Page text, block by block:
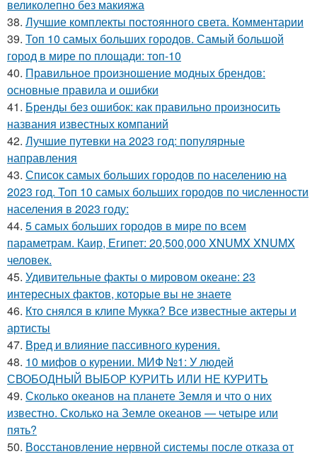
великолепно без макияжа
38. Лучшие комплекты постоянного света. Комментарии
39. Топ 10 самых больших городов. Самый большой
город в мире по площади: топ-10
40. Правильное произношение модных брендов:
основные правила и ошибки
41. Бренды без ошибок: как правильно произносить
названия известных компаний
42. Лучшие путевки на 2023 год: популярные
направления
43. Список самых больших городов по населению на
2023 год. Топ 10 самых больших городов по численности
населения в 2023 году:
44. 5 самых больших городов в мире по всем
параметрам. Каир, Египет: 20,500,000 XNUMX XNUMX
человек.
45. Удивительные факты о мировом океане: 23
интересных фактов, которые вы не знаете
46. Кто снялся в клипе Мукка? Все известные актеры и
артисты
47. Вред и влияние пассивного курения.
48. 10 мифов о курении. МИФ №1: У людей
СВОБОДНЫЙ ВЫБОР КУРИТЬ ИЛИ НЕ КУРИТЬ
49. Сколько океанов на планете Земля и что о них
известно. Сколько на Земле океанов — четыре или
пять?
50. Восстановление нервной системы после отказа от